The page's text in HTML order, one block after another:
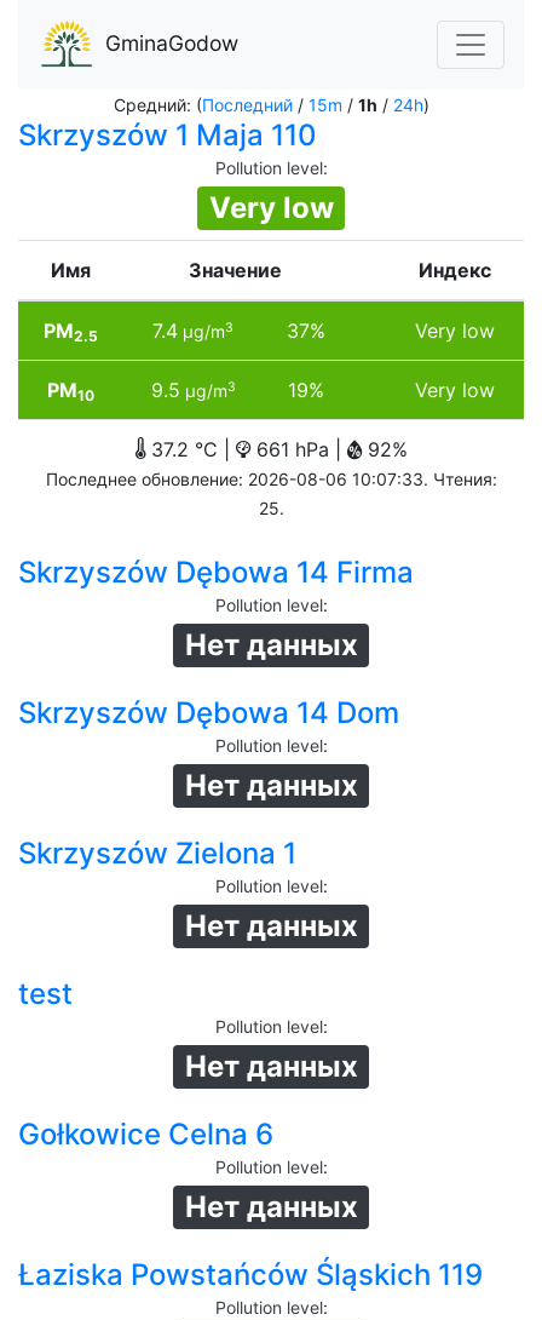
GminaGodow
Средний: (Последний/ 15m / 1h / 24h)
Skrzyszów 1 Maja 110
Pollution level:
Very low
Имя Значение Индекс
PM2.5 7.4 µg/m3 37% Very low
PM10 9.5 µg/m3 19% Very low
37.2 °C | 661 hPa | 92%
Последнее обновление: 2026-08-06 10:07:33. Чтения:
25.
Skrzyszów Dębowa 14 Firma
Pollution level:
Нет данных
Skrzyszów Dębowa 14 Dom
Pollution level:
Нет данных
Skrzyszów Zielona 1
Pollution level:
Нет данных
test
Pollution level:
Нет данных
Gołkowice Celna 6
Pollution level:
Нет данных
Łaziska Powstańców Śląskich 119
Pollution level: